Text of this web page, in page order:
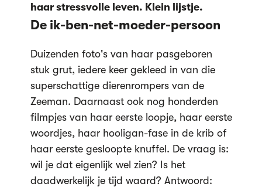
haar stressvolle leven. Klein lijstje.
De ik-ben-net-moeder-persoon
Duizenden foto's van haar pasgeboren
stuk grut, iedere keer gekleed in van die
superschattige dierenrompers van de
Zeeman. Daarnaast ook nog honderden
filmpjes van haar eerste loopje, haar eerste
woordjes, haar hooligan-fase in de krib of
haar eerste gesloopte knuffel. De vraag is:
wil je dat eigenlijk wel zien? Is het
daadwerkelijk je tijd waard? Antwoord: